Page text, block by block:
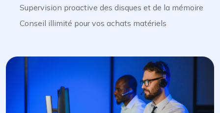
Supervision proactive des disques et de la mémoire
Conseil illimité pour vos achats matériels